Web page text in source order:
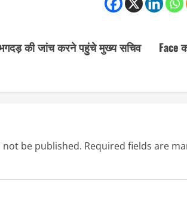
की जांच करने पहुंचे मुख्य सचिव
Face
be published. Required fields are